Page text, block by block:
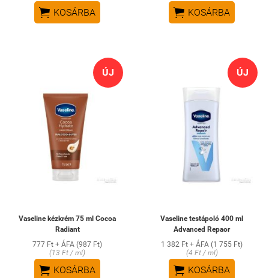
 KOSÁRBA  KOSÁRBA
ÚJ
Vaseline kézkrém 75 ml Cocoa
Radiant
777 Ft + ÁFA (987 Ft)
(13 Ft / ml)
 KOSÁRBA
ÚJ
Vaseline testápoló 400 ml
Advanced Repaor
1 382 Ft + ÁFA (1 755 Ft)
(4 Ft / ml)
 KOSÁRBA